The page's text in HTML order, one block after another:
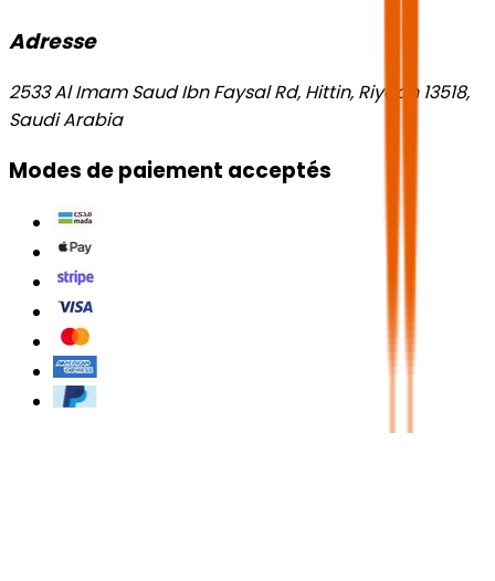
Adresse
2533 Al Imam Saud Ibn Faysal Rd, Hittin, Riyadh 13518,
Saudi Arabia
Modes de paiement acceptés